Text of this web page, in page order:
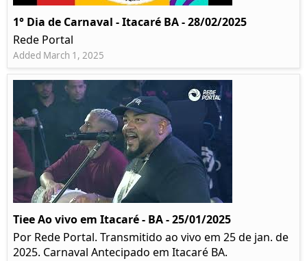
1° Dia de Carnaval - Itacaré BA - 28/02/2025
Rede Portal
Added March 1, 2025
Tiee Ao vivo em Itacaré - BA - 25/01/2025
Por Rede Portal. Transmitido ao vivo em 25 de jan. de
2025. Carnaval Antecipado em Itacaré BA.